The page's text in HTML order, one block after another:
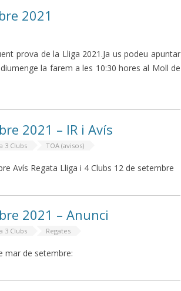
2021
prova de la Lliga 2021.Ja us podeu apuntar
la farem a les 10:30 hores al Moll de
2021 – IR i Avís
3 Clubs TOA (avisos)
Avís Regata Lliga i 4 Clubs 12 de setembre
2021 – Anunci
3 Clubs Regates
mar de setembre: